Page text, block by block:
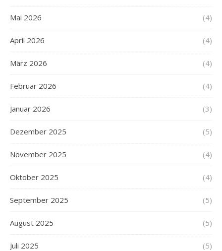
Mai 2026 (4)
April 2026 (4)
März 2026 (4)
Februar 2026 (4)
Januar 2026 (3)
Dezember 2025 (5)
November 2025 (4)
Oktober 2025 (4)
September 2025 (5)
August 2025 (5)
Juli 2025 (5)